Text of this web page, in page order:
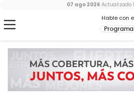
Hable con
Programa
07 ago 2026 Actualizado